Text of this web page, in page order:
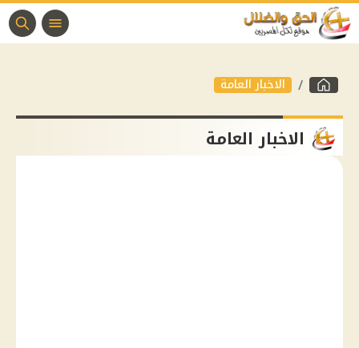
الاخبار العامة
الاخبار العامة